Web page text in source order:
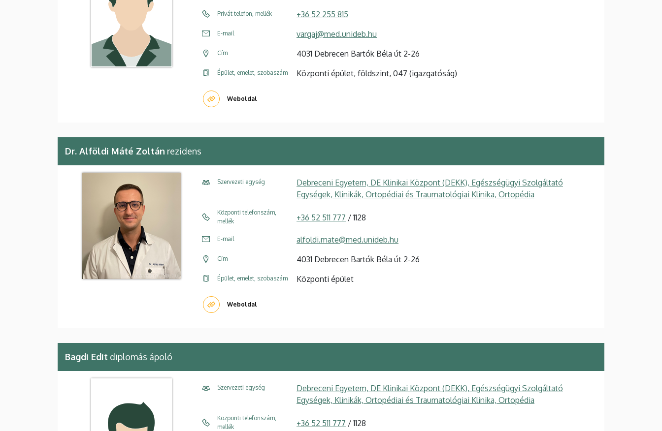
Privát telefon, mellék +36 52 255 815
E-mail vargaj@med.unideb.hu
Cím 4031 Debrecen Bartók Béla út 2-26
Épület, emelet, szobaszám Központi épület, földszint, 047 (igazgatóság)
Weboldal
Dr. Alföldi Máté Zoltán rezidens
Szervezeti egység
Debreceni Egyetem, DE Klinikai Központ (DEKK), Egészségügyi Szolgáltató
Egységek, Klinikák, Ortopédiai és Traumatológiai Klinika, Ortopédia
Központi telefonszám,
mellék
+36 52 511 777 / 1128
E-mail alfoldi.mate@med.unideb.hu
Cím 4031 Debrecen Bartók Béla út 2-26
Épület, emelet, szobaszám Központi épület
Weboldal
Bagdi Edit diplomás ápoló
Szervezeti egység
Debreceni Egyetem, DE Klinikai Központ (DEKK), Egészségügyi Szolgáltató
Egységek, Klinikák, Ortopédiai és Traumatológiai Klinika, Ortopédia
Központi telefonszám,
mellék
+36 52 511 777 / 1128